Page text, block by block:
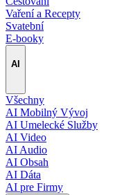
Vaření a Recepty
Svatební
E-booky
AI
Všechny
AI Mobilný Vývoj
AI Umelecké Služby
AI Video
AI Audio
AI Obsah
AI Dáta
AI pre Firmy